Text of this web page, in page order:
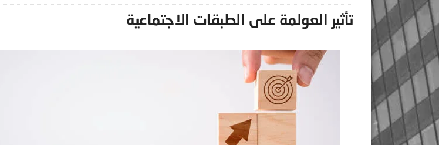
تأثير العولمة على الطبقات الاجتماعية